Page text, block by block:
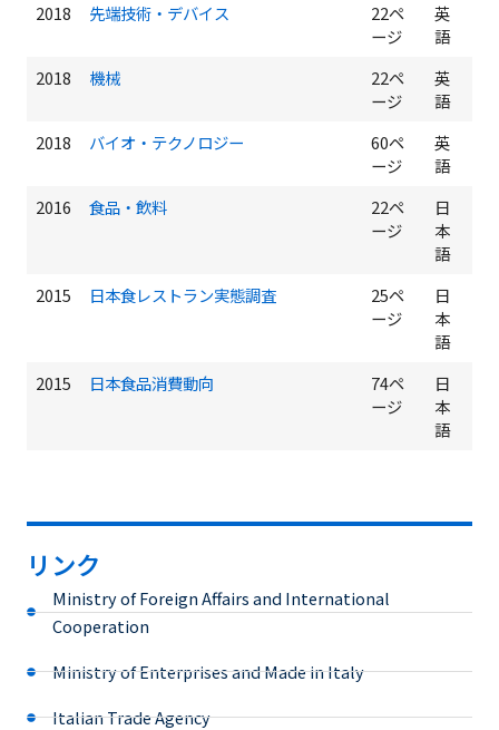
2018
先端技術・デバイス
22ペ
ージ
英
語
2018
機械
22ペ
ージ
英
語
2018
バイオ・テクノロジー
60ペ
ージ
英
語
2016
食品・飲料
22ペ
ージ
日
本
語
2015
日本食レストラン実態調査
25ペ
ージ
日
本
語
2015
日本食品消費動向
74ペ
ージ
日
本
語
リンク
Ministry of Foreign Affairs and International
Cooperation
Ministry of Enterprises and Made in Italy
Italian Trade Agency